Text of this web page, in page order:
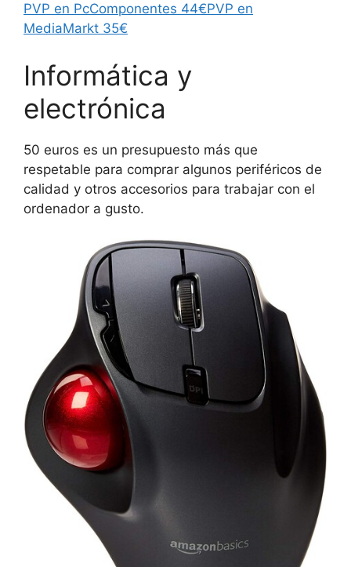
PVP en PcComponentes 44€PVP en
MediaMarkt 35€
Informática y
electrónica
50 euros es un presupuesto más que
respetable para comprar algunos periféricos de
calidad y otros accesorios para trabajar con el
ordenador a gusto.